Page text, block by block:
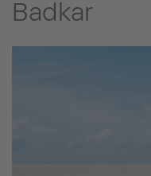
Badkar